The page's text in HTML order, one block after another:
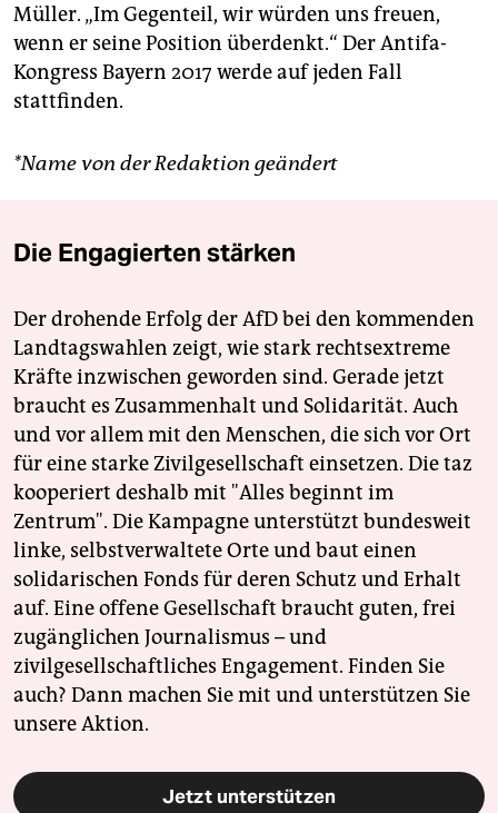
Müller. „Im Gegenteil, wir würden uns freuen,
wenn er seine Position überdenkt.“ Der Antifa-
Kongress Bayern 2017 werde auf jeden Fall
stattfinden.
*Name von der Redaktion geändert
Die Engagierten stärken
Der drohende Erfolg der AfD bei den kommenden
Landtagswahlen zeigt, wie stark rechtsextreme
Kräfte inzwischen geworden sind. Gerade jetzt
braucht es Zusammenhalt und Solidarität. Auch
und vor allem mit den Menschen, die sich vor Ort
für eine starke Zivilgesellschaft einsetzen. Die taz
kooperiert deshalb mit "Alles beginnt im
Zentrum". Die Kampagne unterstützt bundesweit
linke, selbstverwaltete Orte und baut einen
solidarischen Fonds für deren Schutz und Erhalt
auf. Eine offene Gesellschaft braucht guten, frei
zugänglichen Journalismus – und
zivilgesellschaftliches Engagement. Finden Sie
auch? Dann machen Sie mit und unterstützen Sie
unsere Aktion.
Jetzt unterstützen